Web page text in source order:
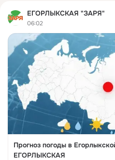
ЕГОРЛЫКСКАЯ "ЗАРЯ"
06:02
Прогноз погоды в
ЕГОРЛЫКСКАЯ